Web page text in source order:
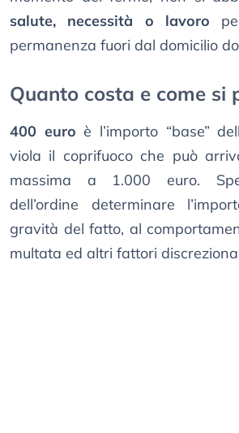
salute, necessità o lavoro
permanenza fuori dal domicilio
Quanto costa e come si
400 euroè l’importo “base”
viola il coprifuoco che può
massima a 1.000 euro.
dell’ordine determinare
gravità del fatto, al
multata ed altri fattori